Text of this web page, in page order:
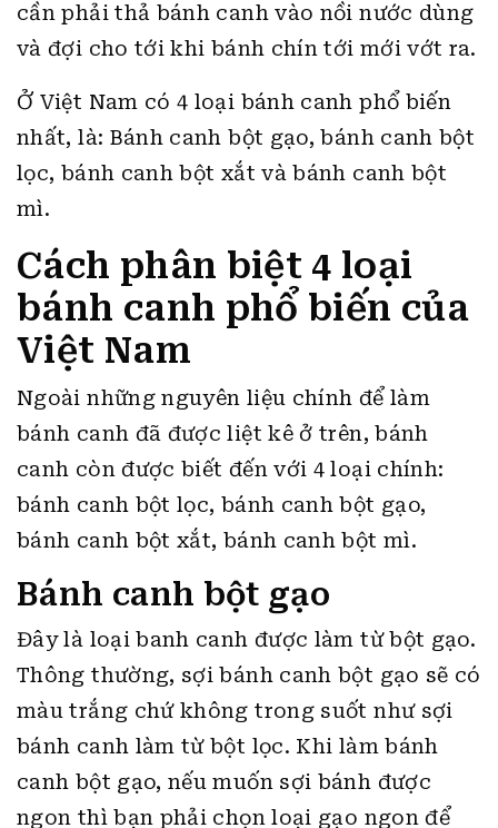
cần phải thả bánh canh vào nồi nước dùng
và đợi cho tới khi bánh chín tới mới vớt ra.
Ở Việt Nam có 4 loại bánh canh phổ biến
nhất, là: Bánh canh bột gạo, bánh canh bột
lọc, bánh canh bột xắt và bánh canh bột
mì.
Cách phân biệt 4 loại
bánh canh phổ biến của
Việt Nam
Ngoài những nguyên liệu chính để làm
bánh canh đã được liệt kê ở trên, bánh
canh còn được biết đến với 4 loại chính:
bánh canh bột lọc, bánh canh bột gạo,
bánh canh bột xắt, bánh canh bột mì.
Bánh canh bột gạo
Đây là loại banh canh được làm từ bột gạo.
Thông thường, sợi bánh canh bột gạo sẽ có
màu trắng chứ không trong suốt như sợi
bánh canh làm từ bột lọc. Khi làm bánh
canh bột gạo, nếu muốn sợi bánh được
ngon thì bạn phải chọn loại gạo ngon để